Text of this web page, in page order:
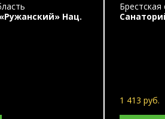
Нац.
Брестская
1 413 руб.